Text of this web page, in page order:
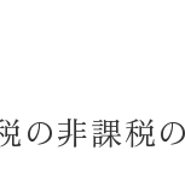
の非課税